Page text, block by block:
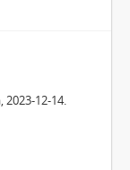
2023-12-14.